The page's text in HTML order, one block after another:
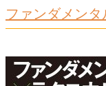
ファンダメン